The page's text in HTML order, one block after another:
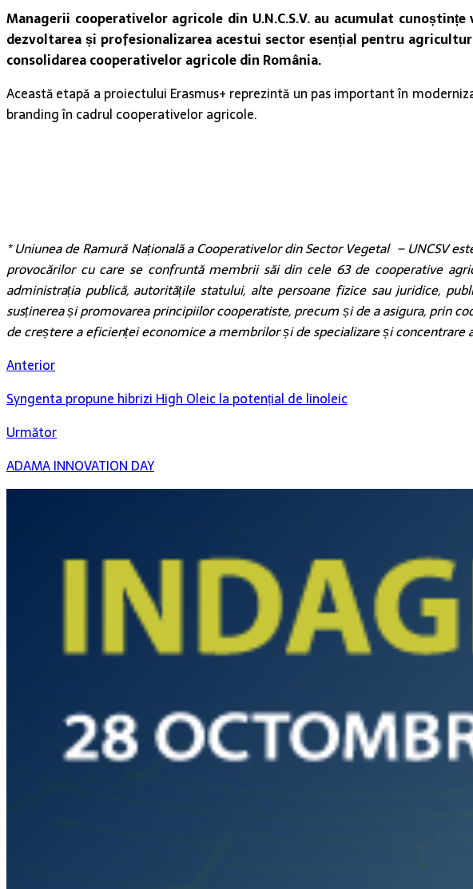
Managerii cooperativelor agricole din U.N.C.S.V. au acumulat
dezvoltarea și profesionalizarea acestui sector esențial pentru
consolidarea cooperativelor agricole din România.
Această etapă a proiectului Erasmus+ reprezintă un pas important în
branding în cadrul cooperativelor agricole.
* Uniunea de Ramură Națională a Cooperativelor din Sector Vegetal – UNCSV
provocărilor cu care se confruntă membrii săi din cele 63 de cooperative
administrația publică, autoritățile statului, alte persoane fizice sau juridice,
susținerea și promovarea principiilor cooperatiste, precum și de a asigura, prin
de creștere a eficienței economice a membrilor și de specializare și
Anterior
Syngenta propune hibrizi High Oleic la potențial de linoleic
Următor
ADAMA INNOVATION DAY